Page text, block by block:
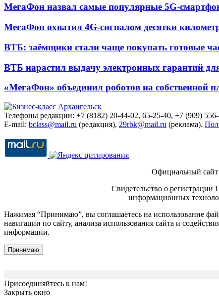
МегаФон назвал самые популярные 5G-
МегаФон охватил 4G-сигналом десятки
ВТБ: заёмщики стали чаще покупать готовые
ВТБ нарастил выдачу электронных гарантий
«МегаФон» объединил роботов на собственной
Телефоны редакции: +7 (8182) 20-44-02, 65-25-40, +7 (909) 556-
E-mail: bclass@mail.ru (редакция), 29rbk@mail.ru (реклама).
Официальный
Свидетельство о
информационных
Нажимая “Принимаю”, вы соглашаетесь на использование
навигации по сайту, анализа использования сайта и
информации.
Принимаю
Присоединяйтесь к нам!
Закрыть окно